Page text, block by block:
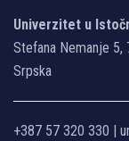
Univerzitet u
Stefana Nemanje 5,
Srpska
+387 57 320 330 |